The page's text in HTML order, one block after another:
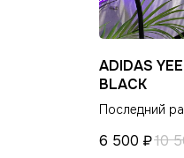
ADIDAS
BLACK
Последний
6 500 ₽10